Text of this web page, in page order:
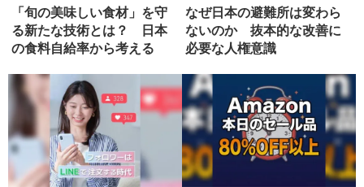
「旬の美味しい食材」を守
る新たな技術とは？ 日本
の食料自給率から考える
なぜ日本の避難所は変わら
ないのか 抜本的な改善に
必要な人権意識